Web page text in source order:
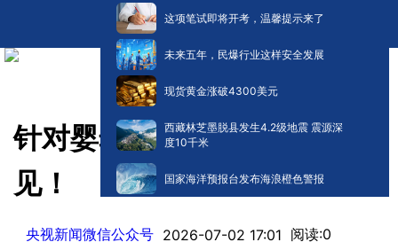
这项笔试即将开考，温馨提示来了
未来五年，民爆行业这样安全发展
现货黄金涨破4300美元
西藏林芝墨脱县发生4.2级地震 震源深
度10千米
国家海洋预报台发布海浪橙色警报
针对婴幼儿辅食，新规征求意
见！
央视新闻微信公众号 2026-07-02 17:01 阅读:0